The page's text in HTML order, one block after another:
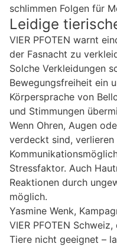
schlimmen Folgen für
Leidige
VIER PFOTEN warnt
der Fasnacht zu
Solche Verkleidungen
Bewegungsfreiheit ein
Körpersprache von
und Stimmungen
Wenn Ohren, Augen
verdeckt sind,
Stressfaktor. Auch
Reaktionen durch
möglich.
Yasmine Wenk,
VIER PFOTEN
Tiere nicht geeignet –